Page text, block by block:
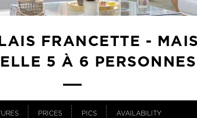
FRANCETTE -
5 À 6 PERSONNES
PRICES PICS AVAILABILITY